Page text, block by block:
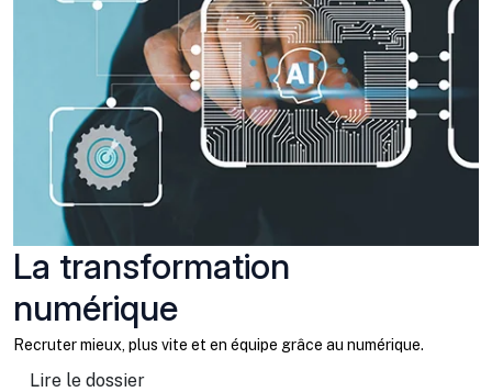
La transformation
numérique
Recruter mieux, plus vite et en équipe grâce au numérique.
Lire le dossier